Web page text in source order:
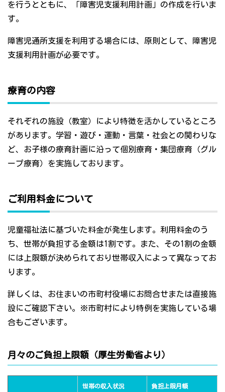
を行うとともに、「障害児支援利用計画」の作成を行いま
す。
障害児通所支援を利用する場合には、原則として、障害児
支援利用計画が必要です。
療育の内容
それぞれの施設（教室）により特徴を活かしているところ
があります。学習・遊び・運動・言葉・社会との関わりな
ど、お子様の療育計画に沿って個別療育・集団療育（グル
ープ療育）を実施しております。
ご利用料金について
児童福祉法に基づいた料金が発生します。利用料金のう
ち、世帯が負担する金額は1割です。また、その1割の金額
には上限額が決められており世帯収入によって異なってお
ります。
詳しくは、お住まいの市町村役場にお問合せまたは直接施
設にご確認下さい。※市町村により特例を実施している場
合もございます。
月々のご負担上限額（厚生労働省より）
世帯の収入状況 負担上限月額